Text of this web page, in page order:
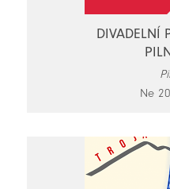
DIVADELNÍ
Ne